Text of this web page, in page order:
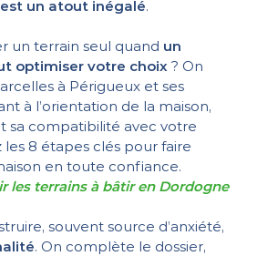
un atout inégalé.
un terrain seul quand un
optimiser votre choix ? On
à Périgueux et ses
à l’orientation de la maison,
sa compatibilité avec votre
les 8 étapes clés pour faire
en toute confiance.
les terrains à bâtir en Dordogne
souvent source d’anxiété,
. On complète le dossier,